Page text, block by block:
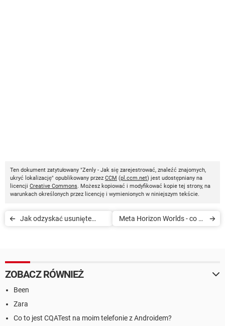
Ten dokument zatytułowany "Zenly - Jak się zarejestrować, znaleźć znajomych,
ukryć lokalizację" opublikowany przez CCM (pl.ccm.net) jest udostępniany na
licencji Creative Commons. Możesz kopiować i modyfikować kopie tej strony, na
warunkach określonych przez licencję i wymienionych w niniejszym tekście.
Jak odzyskać usunięte
Meta Horizon Worlds - co to
ZOBACZ RÓWNIEŻ
Been
Zara
Co to jest CQATest na moim telefonie z Androidem?